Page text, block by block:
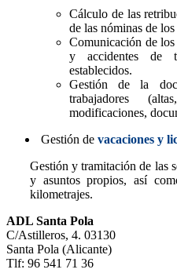
Cálculo de las
de las nóminas de
Comunicación de
y accidentes de
establecidos.
Gestión de la
trabajadores
modificaciones,
Gestión de vacaciones y
Gestión y tramitación de las
y asuntos propios, así
kilometrajes.
ADL Santa Pola
C/Astilleros, 4. 03130
Santa Pola (Alicante)
Tlf: 96 541 71 36